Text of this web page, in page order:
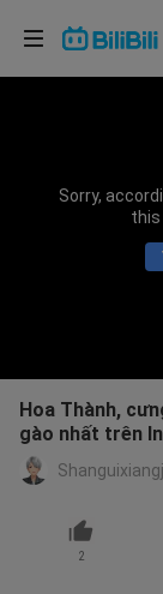
Sorry,
this
Hoa Thành,
gào nhất trên
2
Lựa chọn
Bahasa Indonesia